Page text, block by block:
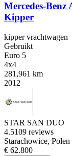
Mercedes-
Kipper
kipper vrachtwagen
Gebruikt
Euro 5
4x4
281,961 km
2012
STAR SAN DUO
4.5109 reviews
Starachowice, Polen
€ 62.800